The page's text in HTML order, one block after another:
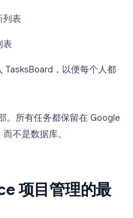
列表
表
TasksBoard，以便每个人都
。所有任务都保留在 Google
不是数据库。
项目管理的最